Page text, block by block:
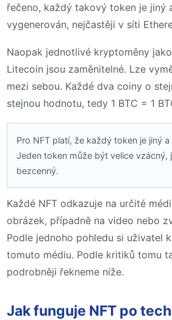
řečeno, každý takový token je jiný
vygenerován, nejčastěji v síti
Naopak jednotlivé kryptoměny
Litecoin jsou zaměnitelné. Lze
mezi sebou. Každé dva coiny o
stejnou hodnotu, tedy 1 BTC = 1
Pro NFT platí, že každý token je jiný
Jeden token může být velice vzácný,
bezcenný.
Každé NFT odkazuje na určité
obrázek, případně na video nebo
Podle jednoho pohledu si uživatel
tomuto médiu. Podle kritiků tomu
podrobněji řekneme níže.
Jak funguje NFT po